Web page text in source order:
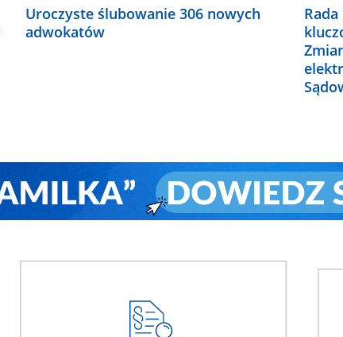
Uroczyste ślubowanie 306 nowych
adwokatów